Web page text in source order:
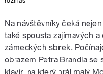
Na návštěvníky čeká
také spousta zajímavých
zámeckých sbírek.
obrazem Petra Brandla se
klavír, na který hrál malý